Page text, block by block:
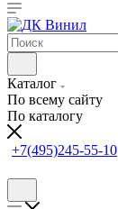
Каталог
По всему сайту
По каталогу
+7(495)245-55-10